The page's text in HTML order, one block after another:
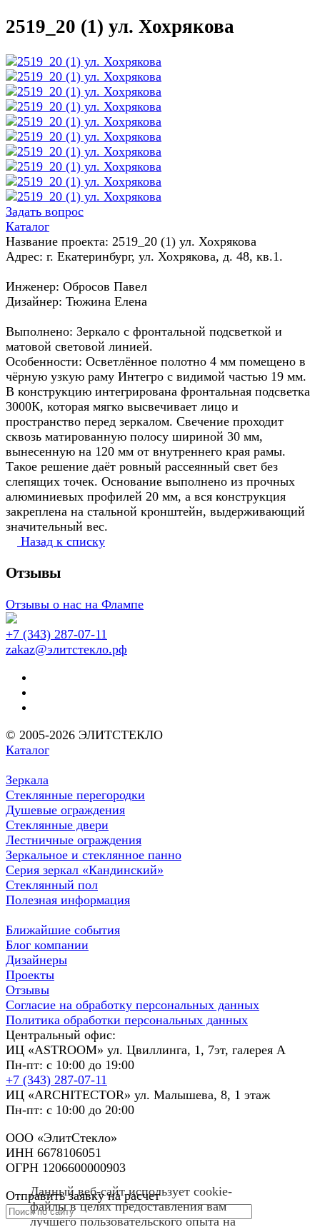
2519_20 (1) ул. Хохрякова
Задать вопрос
Каталог
Название проекта: 2519_20 (1) ул. Хохрякова
Адрес: г. Екатеринбург, ул. Хохрякова, д. 48, кв.1.
Инженер: Обросов Павел
Дизайнер: Тюжина Елена
Выполнено: Зеркало с фронтальной подсветкой и
матовой световой линией.
Особенности: Осветлённое полотно 4 мм помещено в
чёрную узкую раму Интегро с видимой частью 19 мм.
В конструкцию интегрирована фронтальная подсветка
3000К, которая мягко высвечивает лицо и
пространство перед зеркалом. Свечение проходит
сквозь матированную полосу шириной 30 мм,
вынесенную на 120 мм от внутреннего края рамы.
Такое решение даёт ровный рассеянный свет без
слепящих точек. Основание выполнено из прочных
алюминиевых профилей 20 мм, а вся конструкция
закреплена на стальной кронштейн, выдерживающий
значительный вес.
Назад к списку
Отзывы
Отзывы о нас на Флампе
+7 (343) 287-07-11
zakaz@элитстекло.рф
© 2005-2026 ЭЛИТСТЕКЛО
Каталог
Зеркала
Стеклянные перегородки
Душевые ограждения
Стеклянные двери
Лестничные ограждения
Зеркальное и стеклянное панно
Серия зеркал «Кандинский»
Стеклянный пол
Полезная информация
Ближайшие события
Блог компании
Дизайнеры
Проекты
Отзывы
Согласие на обработку персональных данных
Политика обработки персональных данных
Центральный офис:
ИЦ «ASTROOM» ул. Цвиллинга, 1, 7эт, галерея А
Пн-пт: с 10:00 до 19:00
+7 (343) 287-07-11
ИЦ «ARCHITECTOR» ул. Малышева, 8, 1 этаж
Пн-пт: с 10:00 до 20:00
ООО «ЭлитСтекло»
ИНН 6678106051
ОГРН 1206600000903
Отправить заявку на расчет
Данный веб-сайт использует cookie-
файлы в целях предоставления вам
лучшего пользовательского опыта на